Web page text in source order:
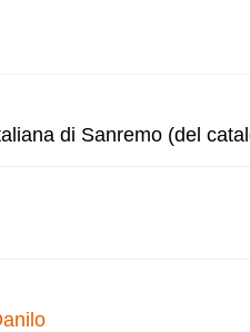
di Sanremo (del